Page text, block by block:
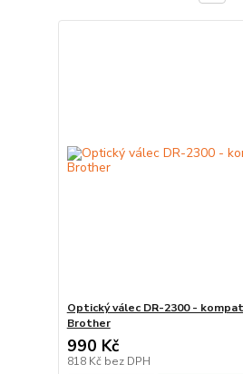
Optický válec DR-2300 -
Brother
990 Kč
818 Kč bez DPH